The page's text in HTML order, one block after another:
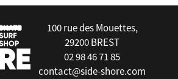
100 rue des Mouettes,
29200 BREST
02 98 46 71 85
contact@side-shore.com